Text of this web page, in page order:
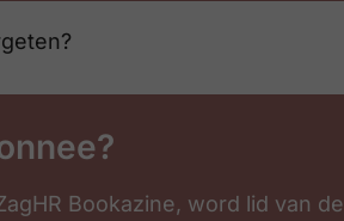
Bookazine, word lid van de